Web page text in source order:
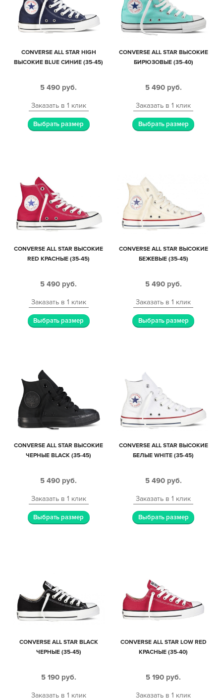
CONVERSE ALL STAR HIGH
ВЫСОКИЕ BLUE СИНИЕ (35-45)
5 490 руб.
Заказать в 1 клик
Выбрать размер
CONVERSE ALL STAR ВЫСОКИЕ
БИРЮЗОВЫЕ (35-40)
5 490 руб.
Заказать в 1 клик
Выбрать размер
CONVERSE ALL STAR ВЫСОКИЕ
RED КРАСНЫЕ (35-45)
5 490 руб.
Заказать в 1 клик
Выбрать размер
CONVERSE ALL STAR ВЫСОКИЕ
БЕЖЕВЫЕ (35-45)
5 490 руб.
Заказать в 1 клик
Выбрать размер
CONVERSE ALL STAR ВЫСОКИЕ
ЧЕРНЫЕ BLACK (35-45)
5 490 руб.
Заказать в 1 клик
Выбрать размер
CONVERSE ALL STAR ВЫСОКИЕ
БЕЛЫЕ WHITE (35-45)
5 490 руб.
Заказать в 1 клик
Выбрать размер
CONVERSE ALL STAR BLACK
ЧЕРНЫЕ (35-45)
5 190 руб.
Заказать в 1 клик
CONVERSE ALL STAR LOW RED
КРАСНЫЕ (35-40)
5 190 руб.
Заказать в 1 клик